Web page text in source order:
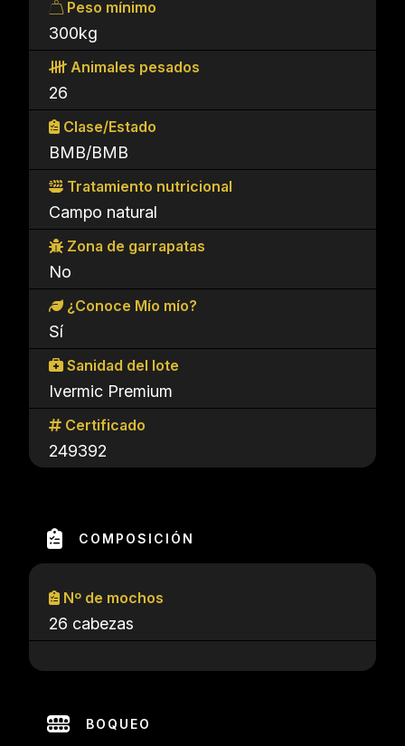
Peso mínimo
300kg
Animales pesados
26
Clase/Estado
BMB/BMB
Tratamiento nutricional
Campo natural
Zona de garrapatas
No
¿Conoce Mío mío?
Sí
Sanidad del lote
Ivermic Premium
Certificado
249392
COMPOSICIÓN
Nº de mochos
26 cabezas
BOQUEO